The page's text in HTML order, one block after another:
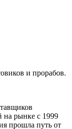
и прорабов.
на рынке с 1999
прошла путь от